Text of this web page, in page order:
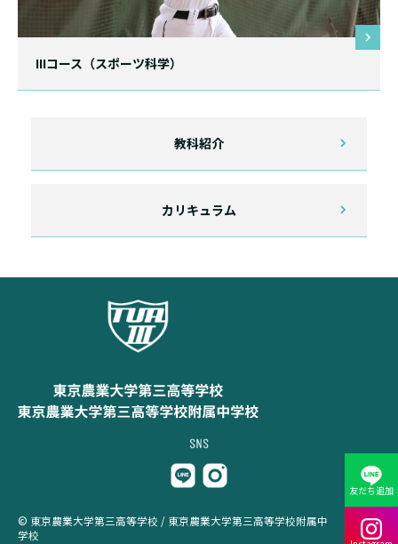
友だち追加
IIIコース（スポーツ科学）
教科紹介
カリキュラム
© 東京農業大学第三高等学校 / 東京農業大学第三高等学校附属中
学校